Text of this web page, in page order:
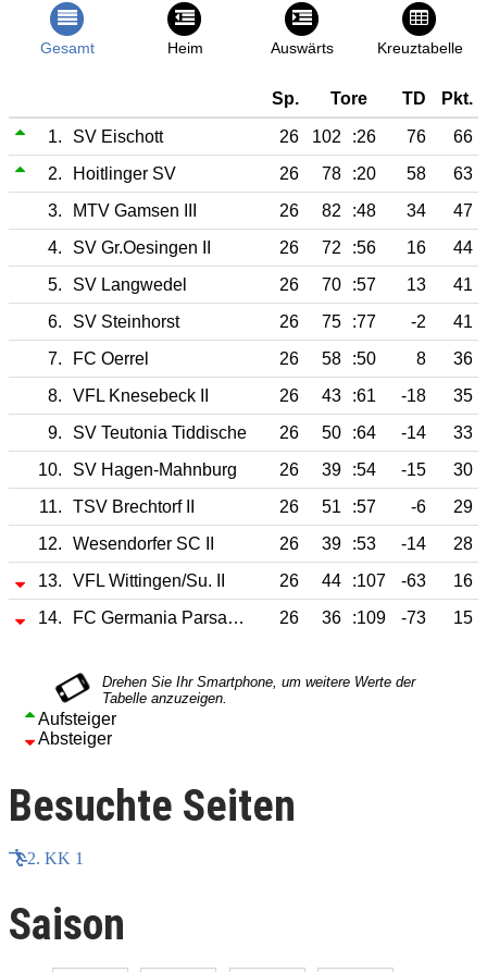
Gesamt Heim Auswärts Kreuztabelle
Sp. Tore TD Pkt.
1. SV Eischott 26 102 :26 76
66
2.
Hoitlinger SV 26 78 :20 58
63
3.
MTV Gamsen III 26 82 :48 34
47
4.
SV Gr.Oesingen II 26 72 :56 16
44
5.
SV Langwedel 26 70 :57 13
41
6.
SV Steinhorst 26 75 :77 -2
41
7.
FC Oerrel 26 58 :50 8
36
8.
VFL Knesebeck II 26 43 :61 -18
35
9.
SV Teutonia Tiddische 26 50 :64 -14
33
10.
SV Hagen-Mahnburg 26 39 :54 -15
30
11.
TSV Brechtorf II 26 51 :57 -6
29
12.
Wesendorfer SC II 26 39 :53 -14
28
13.
VFL Wittingen/Su. II 26 44 :107 -63
16
14.
FC Germania Parsau II 26 36 :109 -73 15
Aufsteiger
Absteiger
Besuchte Seiten
2. KK 1
Saison